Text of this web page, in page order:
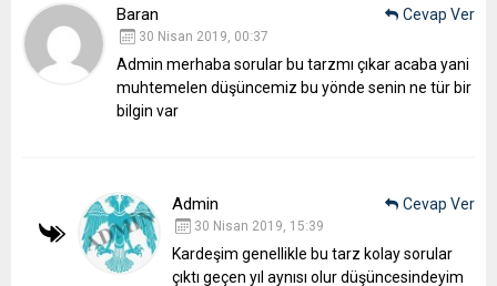
Baran
30 Nisan 2019, 00:37
Admin merhaba sorular bu tarzmı çıkar acaba yani
muhtemelen düşüncemiz bu yönde senin ne tür bir
bilgin var
Cevap Ver
Admin
30 Nisan 2019, 15:39
Kardeşim genellikle bu tarz kolay sorular
çıktı geçen yıl aynısı olur düşüncesindeyim
Cevap Ver